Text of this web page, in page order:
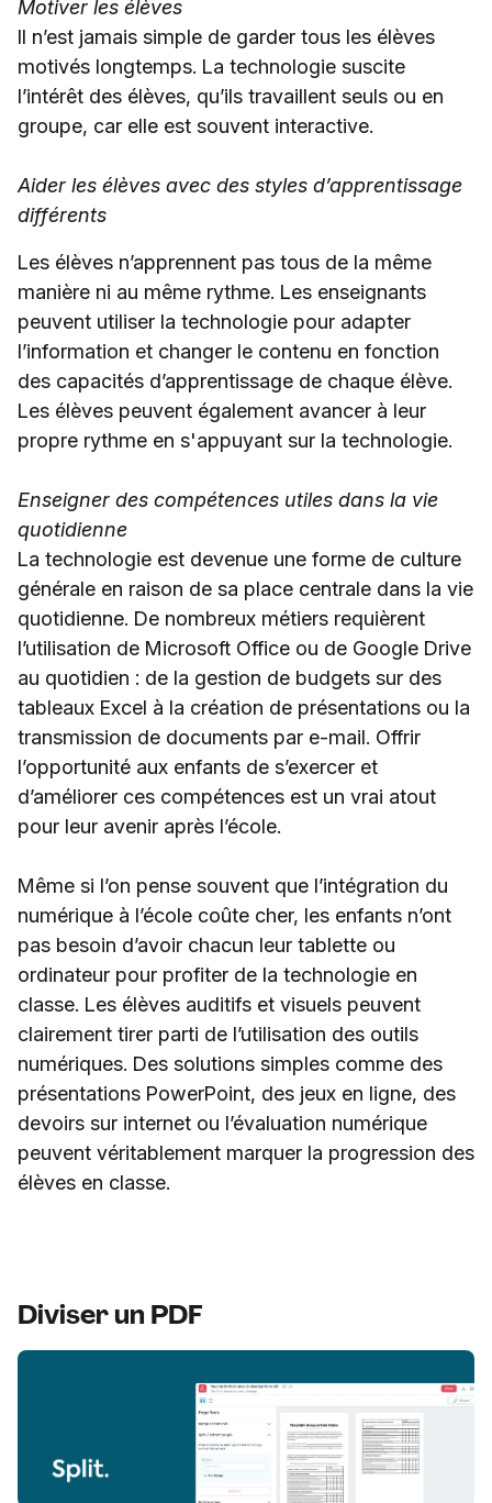
Motiver les élèves
Il n’est jamais simple de garder tous les élèves
motivés longtemps. La technologie suscite
l’intérêt des élèves, qu’ils travaillent seuls ou en
groupe, car elle est souvent interactive.
Aider les élèves avec des styles d’apprentissage
différents
Les élèves n’apprennent pas tous de la même
manière ni au même rythme. Les enseignants
peuvent utiliser la technologie pour adapter
l’information et changer le contenu en fonction
des capacités d’apprentissage de chaque élève.
Les élèves peuvent également avancer à leur
propre rythme en s'appuyant sur la technologie.
Enseigner des compétences utiles dans la vie
quotidienne
La technologie est devenue une forme de culture
générale en raison de sa place centrale dans la vie
quotidienne. De nombreux métiers requièrent
l’utilisation de Microsoft Office ou de Google Drive
au quotidien : de la gestion de budgets sur des
tableaux Excel à la création de présentations ou la
transmission de documents par e-mail. Offrir
l’opportunité aux enfants de s’exercer et
d’améliorer ces compétences est un vrai atout
pour leur avenir après l’école.
Même si l’on pense souvent que l’intégration du
numérique à l’école coûte cher, les enfants n’ont
pas besoin d’avoir chacun leur tablette ou
ordinateur pour profiter de la technologie en
classe. Les élèves auditifs et visuels peuvent
clairement tirer parti de l’utilisation des outils
numériques. Des solutions simples comme des
présentations PowerPoint, des jeux en ligne, des
devoirs sur internet ou l’évaluation numérique
peuvent véritablement marquer la progression des
élèves en classe.
Diviser un PDF